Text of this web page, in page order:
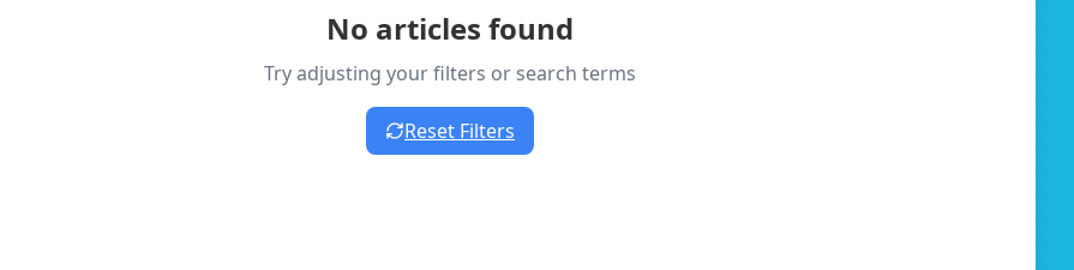
No articles found
Try adjusting your filters or search terms
Reset Filters